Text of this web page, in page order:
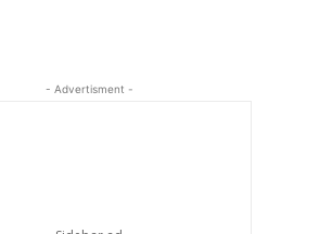
- Advertisment -